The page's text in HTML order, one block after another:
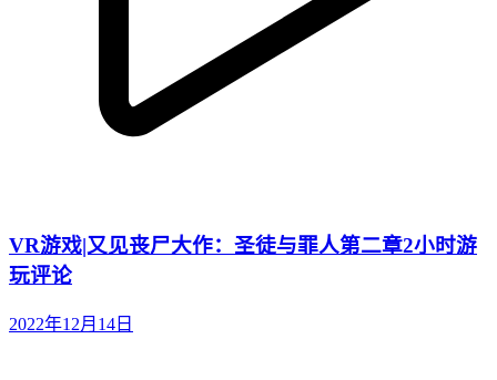
VR游戏|又见丧尸大作：圣徒与罪人第二章2小时游
玩评论
2022年12月14日